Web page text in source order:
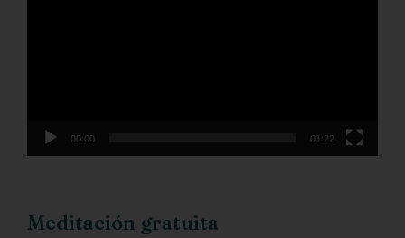
00:00 01:22
Meditación gratuita